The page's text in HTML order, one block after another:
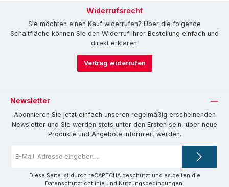
Widerrufsrecht
Sie möchten einen Kauf widerrufen? Über die folgende
Schaltfläche können Sie den Widerruf Ihrer Bestellung einfach und
direkt erklären.
Vertrag widerrufen
Newsletter
Abonnieren Sie jetzt einfach unseren regelmäßig erscheinenden
Newsletter und Sie werden stets unter den Ersten sein, über neue
Produkte und Angebote informiert werden.
Mail-
Diese Seite ist durch reCAPTCHA geschützt und es gelten die
Datenschutzrichtlinie und Nutzungsbedingungen.